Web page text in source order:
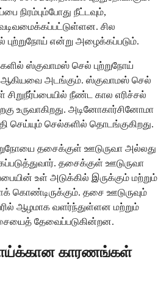
நிரம்பும்போது நீட்டவும்,
வடிவமைக்கப்பட்டுள்ளன. சில
புற்றுநோய் என்று அழைக்கப்படும்.
ஸ்குவாமஸ் செல் புற்றுநோய்
ஆகியவை அடங்கும். ஸ்குவாமஸ் செல்
சிறுநீர்ப்பையில் நீண்ட கால எரிச்சல்
உருவாகிறது. அடினோகார்சினோமா
செய்யும் செல்களில் தொடங்குகிறது.
தசைக்குள் ஊடுருவா அல்லது
தசைக்குள் ஊடுருவா
உள் அடுக்கில் இருக்கும் மற்றும்
கொண்டிருக்கும். தசை ஊடுருவும்
ஆழமாக வளர்ந்துள்ளன மற்றும்
தேவைப்படுகின்றன.
காரணங்கள்